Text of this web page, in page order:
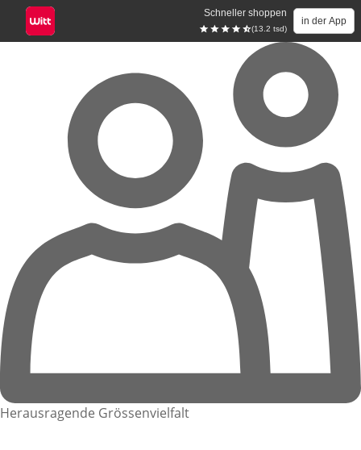
Schneller shoppen
(13.2 tsd)
in der App
Herausragende Grössenvielfalt